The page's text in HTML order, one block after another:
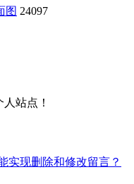
图 24097
站点！
实现删除和修改留言？